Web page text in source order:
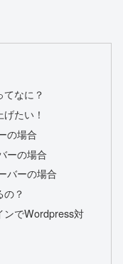
なに？
たい！
の場合
ーの場合
バーの場合
？
でWordpress対